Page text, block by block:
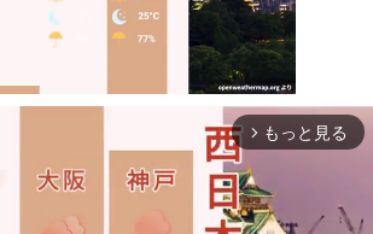
Mute
arrow_forward_ios もっと見る